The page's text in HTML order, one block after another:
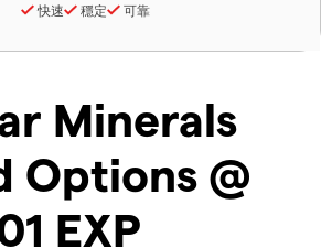
Minerals
Options @
EXP
快速 穩定 可靠